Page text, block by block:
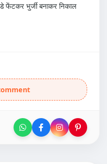
भुर्जी बनाकर निकाल